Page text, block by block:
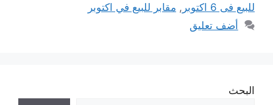
للبيع فى 6 اكتوبر
, مقابر للبيع في اكتوبر
أضف تعليق
البحث